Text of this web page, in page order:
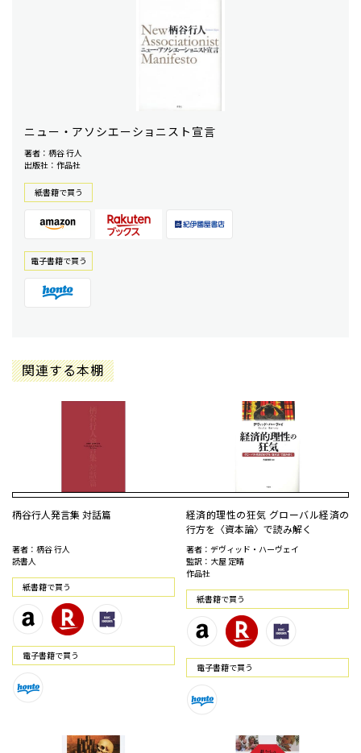
ニュー・アソシエーショニスト宣言
著者：柄谷 行人
出版社：作品社
紙書籍で買う
電⼦書籍で買う
関連する本棚
柄谷行人発言集 対話篇
著者：柄谷 行人
読書人
紙書籍で買う
電⼦書籍で買う
経済的理性の狂気 グローバル経済の
行方を〈資本論〉で読み解く
著者：デヴィッド・ハーヴェイ
監訳：大屋 定晴
作品社
紙書籍で買う
電⼦書籍で買う